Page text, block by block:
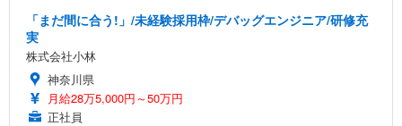
「まだ間に合う!」/未経験採用枠/デバッグエンジニア/研修充
実
株式会社小林
神奈川県
月給28万5,000円～50万円
正社員